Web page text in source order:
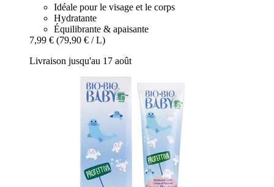
Idéale pour le visage et le corps
Hydratante
Équilibrante & apaisante
7,99 € (79,90 € / L)
Livraison jusqu'au 17 août